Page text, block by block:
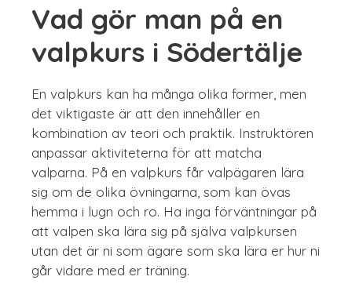
Vad gör man på en
valpkurs i Södertälje
En valpkurs kan ha många olika former, men
det viktigaste är att den innehåller en
kombination av teori och praktik. Instruktören
anpassar aktiviteterna för att matcha
valparna. På en valpkurs får valpägaren lära
sig om de olika övningarna, som kan övas
hemma i lugn och ro. Ha inga förväntningar på
att valpen ska lära sig på själva valpkursen
utan det är ni som ägare som ska lära er hur ni
går vidare med er träning.